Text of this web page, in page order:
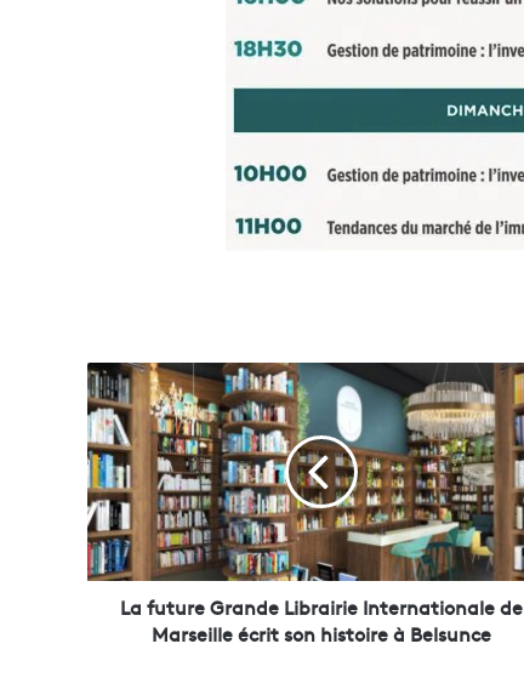
L
a
f
u
t
u
r
e
G
La future Grande Librairie Internationale de
Marseille écrit son histoire à Belsunce